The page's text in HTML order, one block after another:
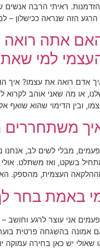
ראיתי הרבה
הרגע הזה שנראה ככישלון
אתה רואה
למי
אדם רואה את עצמו? איך
או מה שאני אוהב לקרוא
ובין הדימוי שהוא שואף
משתחררים
מבלי לשים לב, אנחנו
בשקט, ואז משתלט.
העצמית, מהספק.
באמת בחר
אני עוצר לרגע וחושב
אמונה בהשגחה פרטית
שאולי יש כאן בחירה עמוקה